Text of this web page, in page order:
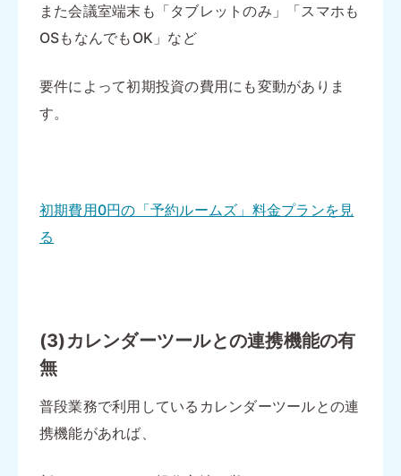
また会議室端末も「タブレットのみ」「スマホも
OSもなんでもOK」など
要件によって初期投資の費用にも変動がありま
す。
初期費用0円の「予約ルームズ」料金プランを見
る
(3)カレンダーツールとの連携機能の有
無
普段業務で利用しているカレンダーツールとの連
携機能があれば、